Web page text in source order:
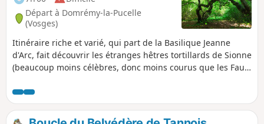
Départ à Domrémy-la-Pucelle
(Vosges)
Itinéraire riche et varié, qui part de la Basilique Jeanne
d'Arc, fait découvrir les étranges hêtres tortillards de Sionne
(beaucoup moins célèbres, donc moins courus que les Faux
quelques pâtures, pour y découvrir un dolmen bien caché.
Et on clôture le tour par la visite de Domrémy-la-Pucelle.